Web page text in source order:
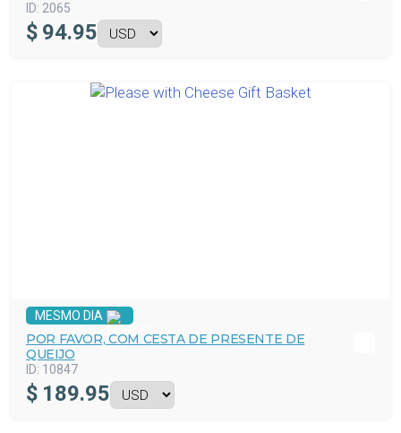
ID: 2065
$ 94.95
MESMO DIA
POR FAVOR, COM CESTA DE PRESENTE DE
QUEIJO
ID: 10847
$ 189.95